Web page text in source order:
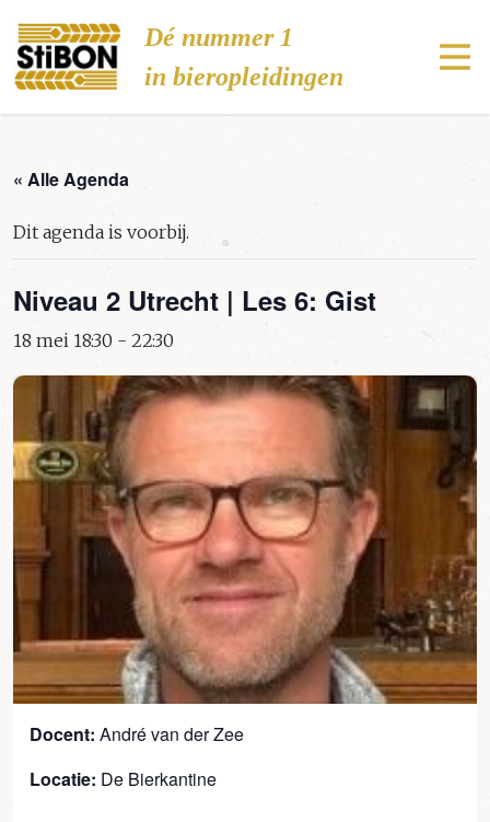
Stibon
Dé nummer 1
in bieropleidingen
« Alle Agenda
Dit agenda is voorbij.
Niveau 2 Utrecht | Les 6: Gist
18 mei 18:30 - 22:30
Docent: André van der Zee
Locatie: De Bierkantine